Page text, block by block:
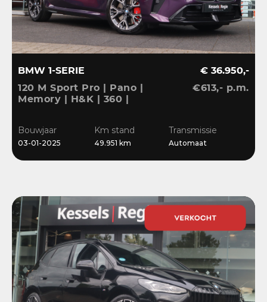
BMW 1-SERIE
120 M Sport Pro | Pano |
Memory | H&K | 360 |
El.klep | 18”
€ 36.950,-
€613,- p.m.
Bouwjaar
03-01-2025
Km stand
49.951 km
Transmissie
Automaat